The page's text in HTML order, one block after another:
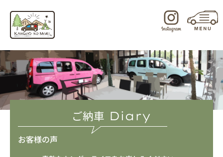
キ
ッ
プ
ご納車 Diary
お客様の声